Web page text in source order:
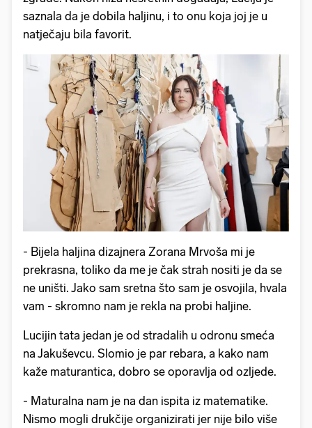
saznala da je dobila haljinu, i to onu koja joj je u
natječaju bila favorit.
- Bijela haljina dizajnera Zorana Mrvoša mi je
prekrasna, toliko da me je čak strah nositi je da se
ne uništi. Jako sam sretna što sam je osvojila, hvala
vam - skromno nam je rekla na probi haljine.
Lucijin tata jedan je od stradalih u odronu smeća
na Jakuševcu. Slomio je par rebara, a kako nam
kaže maturantica, dobro se oporavlja od ozljede.
- Maturalna nam je na dan ispita iz matematike.
Nismo mogli drukčije organizirati jer nije bilo više